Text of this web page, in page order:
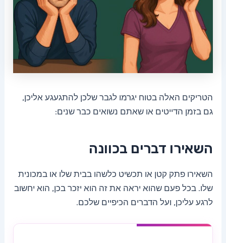
הטריקים האלה בטוח יגרמו לגבר שלכן להתגעגע אליכן,
גם בזמן הדייטים או שאתם נשואים כבר שנים:
השאירו דברים בכוונה
השאירו פתק קטן או תכשיט כלשהו בבית שלו או במכונית
שלו. בכל פעם שהוא יראה את זה הוא יזכר בכן, הוא יחשוב
לרגע עליכן, ועל הדברים הכיפיים שלכם.